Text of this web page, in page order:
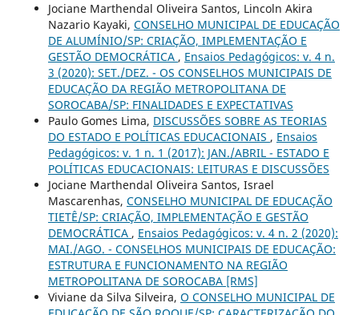
Jociane Marthendal Oliveira Santos, Lincoln Akira
Nazario Kayaki, CONSELHO MUNICIPAL DE EDUCAÇÃO
DE ALUMÍNIO/SP: CRIAÇÃO, IMPLEMENTAÇÃO E
GESTÃO DEMOCRÁTICA , Ensaios Pedagógicos: v. 4 n.
3 (2020): SET./DEZ. - OS CONSELHOS MUNICIPAIS DE
EDUCAÇÃO DA REGIÃO METROPOLITANA DE
SOROCABA/SP: FINALIDADES E EXPECTATIVAS
Paulo Gomes Lima, DISCUSSÕES SOBRE AS TEORIAS
DO ESTADO E POLÍTICAS EDUCACIONAIS , Ensaios
Pedagógicos: v. 1 n. 1 (2017): JAN./ABRIL - ESTADO E
POLÍTICAS EDUCACIONAIS: LEITURAS E DISCUSSÕES
Jociane Marthendal Oliveira Santos, Israel
Mascarenhas, CONSELHO MUNICIPAL DE EDUCAÇÃO
TIETÊ/SP: CRIAÇÃO, IMPLEMENTAÇÃO E GESTÃO
DEMOCRÁTICA , Ensaios Pedagógicos: v. 4 n. 2 (2020):
MAI./AGO. - CONSELHOS MUNICIPAIS DE EDUCAÇÃO:
ESTRUTURA E FUNCIONAMENTO NA REGIÃO
METROPOLITANA DE SOROCABA [RMS]
Viviane da Silva Silveira, O CONSELHO MUNICIPAL DE